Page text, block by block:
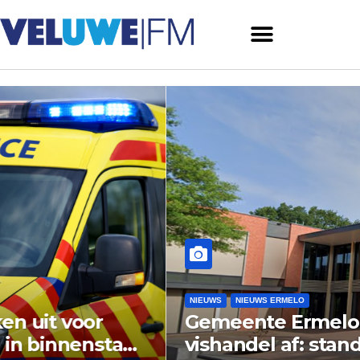
NIEUWS NIEUWS ERMELO
Gemeente Ermelo wijst bezwaar
vishandel af: standplaats op